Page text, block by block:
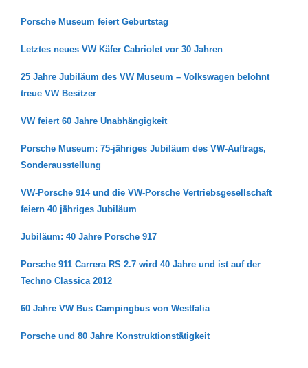
Porsche Museum feiert Geburtstag
Letztes neues VW Käfer Cabriolet vor 30 Jahren
25 Jahre Jubiläum des VW Museum – Volkswagen belohnt
treue VW Besitzer
VW feiert 60 Jahre Unabhängigkeit
Porsche Museum: 75-jähriges Jubiläum des VW-Auftrags,
Sonderausstellung
VW-Porsche 914 und die VW-Porsche Vertriebsgesellschaft
feiern 40 jähriges Jubiläum
Jubiläum: 40 Jahre Porsche 917
Porsche 911 Carrera RS 2.7 wird 40 Jahre und ist auf der
Techno Classica 2012
60 Jahre VW Bus Campingbus von Westfalia
Porsche und 80 Jahre Konstruktionstätigkeit